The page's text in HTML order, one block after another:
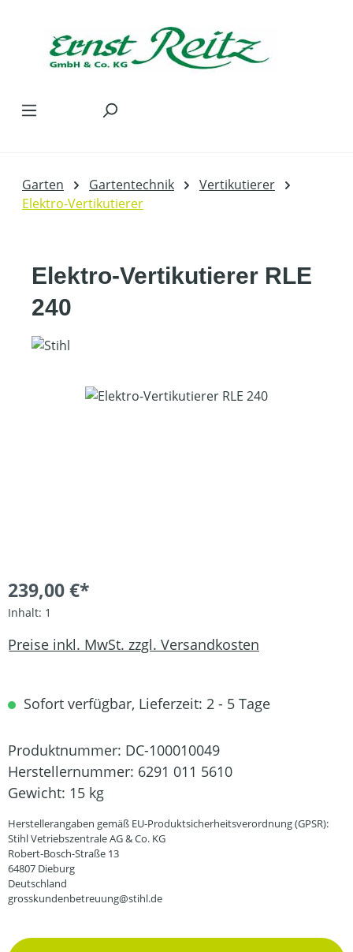
Garten Gartentechnik
Vertikutierer
Elektro-Vertikutierer
Elektro-Vertikutierer RLE
240
Bildergalerie überspringen
239,00 €*
Inhalt: 1
Preise inkl. MwSt. zzgl. Versandkosten
Sofort verfügbar, Lieferzeit: 2 - 5 Tage
Produktnummer: DC-100010049
Herstellernummer: 6291 011 5610
Gewicht: 15 kg
Herstellerangaben gemäß EU-Produktsicherheitsverordnung (GPSR):
Stihl Vetriebszentrale AG & Co. KG
Robert-Bosch-Straße 13
64807 Dieburg
Deutschland
grosskundenbetreuung@stihl.de